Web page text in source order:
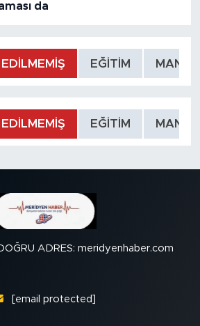
da
EĞİTİM
EĞİTİM
ADRES: meridyenhaber.com
[email protected]